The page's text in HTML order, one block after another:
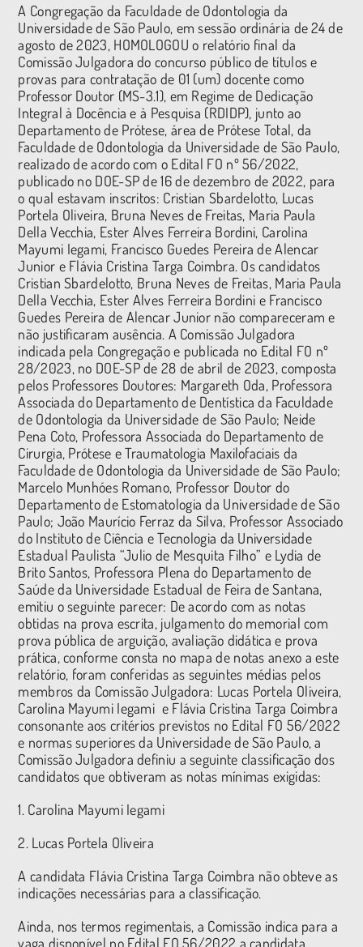
A Congregação da Faculdade de Odontologia da
Universidade de São Paulo, em sessão ordinária de 24 de
agosto de 2023, HOMOLOGOU o relatório final da
Comissão Julgadora do concurso público de títulos e
provas para contratação de 01 (um) docente como
Professor Doutor (MS-3.1), em Regime de Dedicação
Integral à Docência e à Pesquisa (RDIDP), junto ao
Departamento de Prótese, área de Prótese Total, da
Faculdade de Odontologia da Universidade de São Paulo,
realizado de acordo com o Edital FO nº 56/2022,
publicado no DOE-SP de 16 de dezembro de 2022, para
o qual estavam inscritos: Cristian Sbardelotto, Lucas
Portela Oliveira, Bruna Neves de Freitas, Maria Paula
Della Vecchia, Ester Alves Ferreira Bordini, Carolina
Mayumi Iegami, Francisco Guedes Pereira de Alencar
Junior e Flávia Cristina Targa Coimbra. Os candidatos
Cristian Sbardelotto, Bruna Neves de Freitas, Maria Paula
Della Vecchia, Ester Alves Ferreira Bordini e Francisco
Guedes Pereira de Alencar Junior não compareceram e
não justificaram ausência. A Comissão Julgadora
indicada pela Congregação e publicada no Edital FO nº
28/2023, no DOE-SP de 28 de abril de 2023, composta
pelos Professores Doutores: Margareth Oda, Professora
Associada do Departamento de Dentística da Faculdade
de Odontologia da Universidade de São Paulo; Neide
Pena Coto, Professora Associada do Departamento de
Cirurgia, Prótese e Traumatologia Maxilofaciais da
Faculdade de Odontologia da Universidade de São Paulo;
Marcelo Munhóes Romano, Professor Doutor do
Departamento de Estomatologia da Universidade de São
Paulo; João Maurício Ferraz da Silva, Professor Associado
do Instituto de Ciência e Tecnologia da Universidade
Estadual Paulista “Julio de Mesquita Filho” e Lydia de
Brito Santos, Professora Plena do Departamento de
Saúde da Universidade Estadual de Feira de Santana,
emitiu o seguinte parecer: De acordo com as notas
obtidas na prova escrita, julgamento do memorial com
prova pública de arguição, avaliação didática e prova
prática, conforme consta no mapa de notas anexo a este
relatório, foram conferidas as seguintes médias pelos
membros da Comissão Julgadora: Lucas Portela Oliveira,
Carolina Mayumi Iegami e Flávia Cristina Targa Coimbra
consonante aos critérios previstos no Edital FO 56/2022
e normas superiores da Universidade de São Paulo, a
Comissão Julgadora definiu a seguinte classificação dos
candidatos que obtiveram as notas mínimas exigidas:
1. Carolina Mayumi Iegami
2. Lucas Portela Oliveira
A candidata Flávia Cristina Targa Coimbra não obteve as
indicações necessárias para a classificação.
Ainda, nos termos regimentais, a Comissão indica para a
vaga disponível no Edital FO 56/2022 a candidata